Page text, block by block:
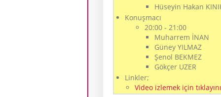
Hüseyin Hakan
Konuşmacı
20:00 - 21:00
Muharrem İNAN
Güney YILMAZ
Şenol BEKMEZ
Gökçer UZER
Linkler;
Video izlemek için